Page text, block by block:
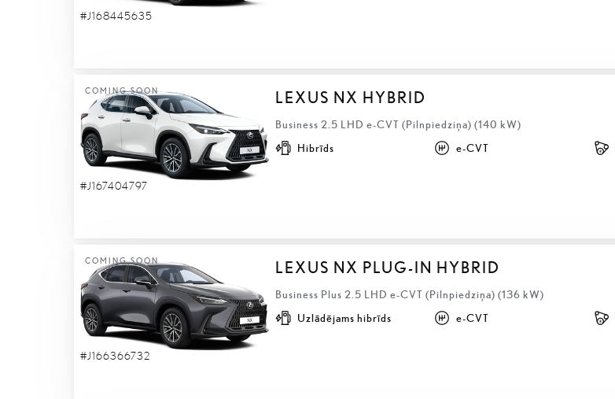
#J168445635
COMING SOON
#J167404797
LEXUS NX HYBRID
Business 2.5 LHD e-CVT (Pilnpiedziņa) (140 kW)
Hibrīds e-CVT
COMING SOON
#J166366732
LEXUS NX PLUG-IN HYBRID
Business Plus 2.5 LHD e-CVT (Pilnpiedziņa) (136 kW)
Uzlādējams hibrīds e-CVT